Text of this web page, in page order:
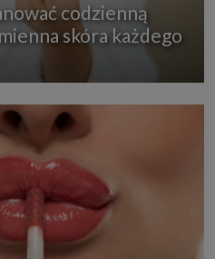
codzienną
skóra każdego